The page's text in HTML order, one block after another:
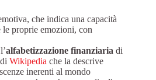
che indica una capacità
le proprie emozioni, con
alfabetizzazione finanziaria di
Wikipedia che la descrive
inerenti al mondo